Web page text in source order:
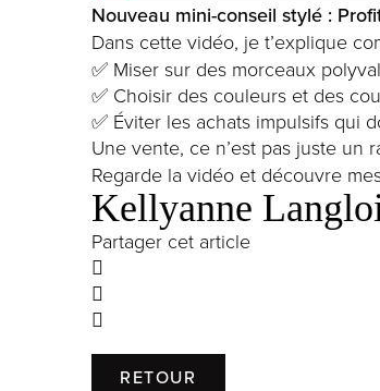
Nouveau mini-conseil stylé :
Dans cette vidéo, je t’explique
✅ Miser sur des morceaux
✅ Choisir des couleurs et des
✅ Éviter les achats impulsifs qui
Une vente, ce n’est pas juste un
Regarde la vidéo et découvre
Kellyanne
Partager cet article
RETOUR